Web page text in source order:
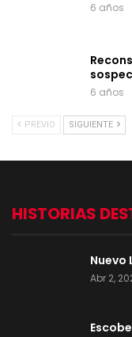
6 años
6 años
PREVIO SIGUIENTE
HISTORIAS
Nuevo
Abr 2,